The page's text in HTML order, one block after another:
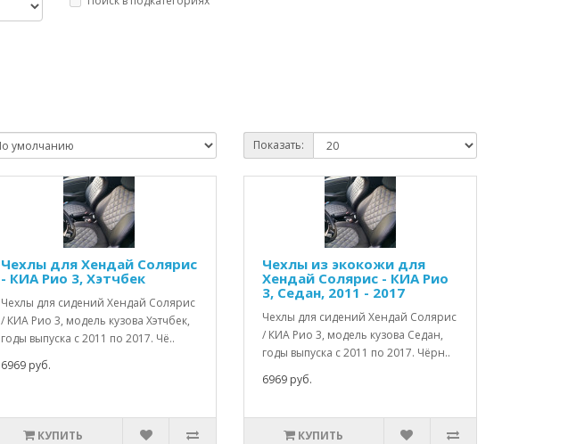
Показать:
Чехлы для Хендай Солярис
- КИА Рио 3, Хэтчбек
Чехлы для сидений Хендай Солярис
/ КИА Рио 3, модель кузова Хэтчбек,
годы выпуска с 2011 по 2017. Чё..
6969 руб.
КУПИТЬ
Чехлы из экокожи для
Хендай Солярис - КИА Рио
3, Седан, 2011 - 2017
Чехлы для сидений Хендай Солярис
/ КИА Рио 3, модель кузова Седан,
годы выпуска с 2011 по 2017. Чёрн..
6969 руб.
КУПИТЬ